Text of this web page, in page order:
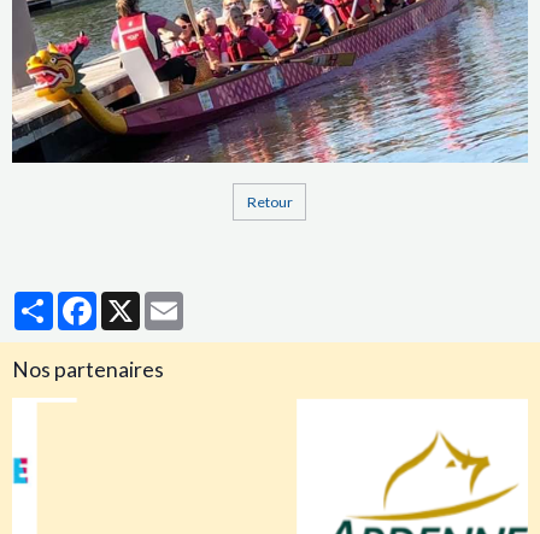
Retour
PartagerFacebook
X
Nos partenaires